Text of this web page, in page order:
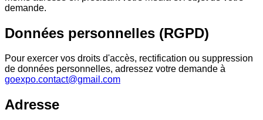
demande.
Données personnelles (RGPD)
Pour exercer vos droits d'accès, rectification ou suppression
de données personnelles, adressez votre demande à
goexpo.contact@gmail.com
Adresse